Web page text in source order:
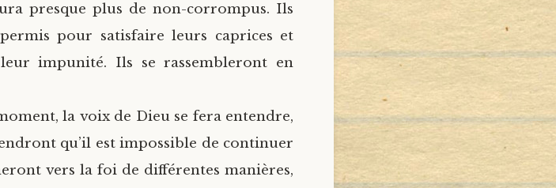
presque plus de non-corrompus. Ils
pour satisfaire leurs caprices et
impunité. Ils se rassembleront en
la voix de Dieu se fera entendre,
qu’il est impossible de continuer
vers la foi de différentes manières,